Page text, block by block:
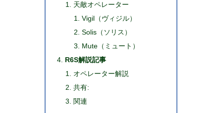
天敵オペレーター
Vigil（ヴィジル）
Solis（ソリス）
Mute（ミュート）
R6S解説記事
オペレーター解説
共有:
関連